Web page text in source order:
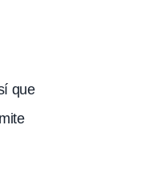
que